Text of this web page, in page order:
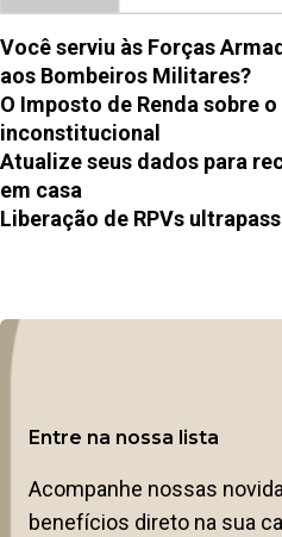
Você serviu às Forças
aos Bombeiros Militares?
O Imposto de Renda sobre
inconstitucional
Atualize seus dados para
em casa
Liberação de RPVs
Entre na nossa lista
Acompanhe nossas
benefícios direto na sua